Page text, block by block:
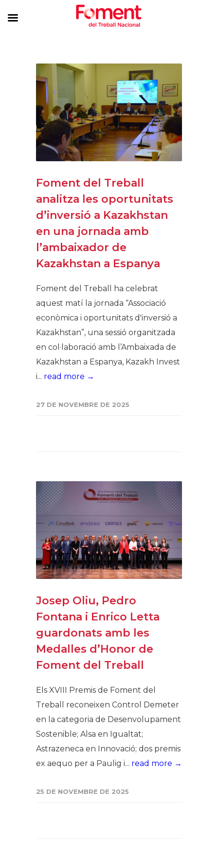
Foment del Treball
analitza les oportunitats
d’inversió a Kazakhstan
en una jornada amb
l’ambaixador de
Kazakhstan a Espanya
Foment del Treball ha celebrat
aquest matí la jornada “Associació
econòmica i oportunitats d'inversió a
Kazakhstan”, una sessió organitzada
en col·laboració amb l’Ambaixada de
Kazakhstan a Espanya, Kazakh Invest
i... read more →
27 DE NOVEMBRE DE 2025
Josep Oliu, Pedro
Fontana i Enrico Letta
guardonats amb les
Medalles d’Honor de
Foment del Treball
Els XVIII Premis de Foment del
Treball reconeixen Control Demeter
en la categoria de Desenvolupament
Sostenible; Alsa en Igualtat;
Astrazeneca en Innovació; dos premis
ex aequo per a Paulig i... read more →
25 DE NOVEMBRE DE 2025